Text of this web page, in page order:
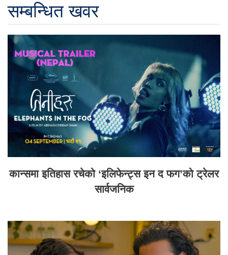
सम्बन्धित खवर
कान्समा इतिहास रचेको ‘इलिफेन्ट्स इन द फग’को ट्रेलर
सार्वजनिक